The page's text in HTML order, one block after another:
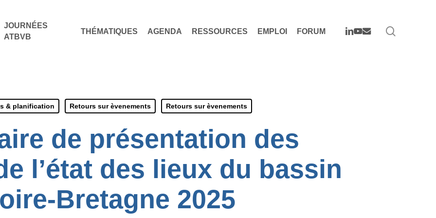
JOURNÉES
ATBVB
THÉMATIQUES AGENDA RESSOURCES EMPLOI FORUM LINKEDIN
YOUTUBE
EMAIL
& planification Retours sur èvenements Retours sur èvenements
de présentation des
l’état des lieux du bassin
Bretagne 2025